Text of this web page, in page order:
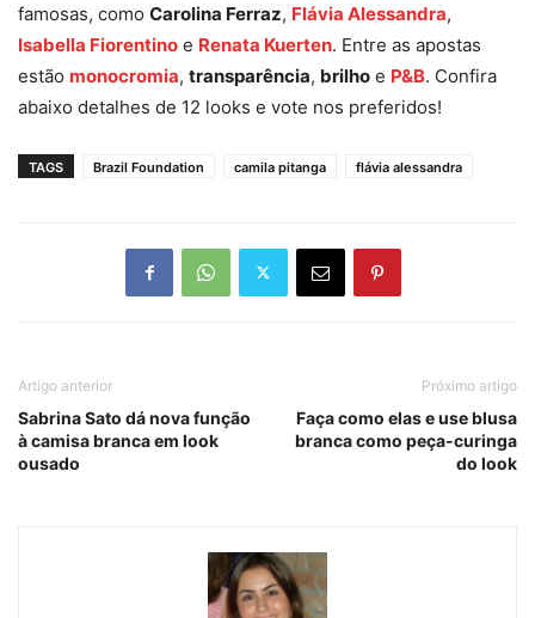
famosas, como Carolina Ferraz, Flávia Alessandra,
Isabella Fiorentino e Renata Kuerten. Entre as apostas
estão monocromia, transparência, brilho e P&B. Confira
abaixo detalhes de 12 looks e vote nos preferidos!
TAGS Brazil Foundation camila pitanga flávia alessandra
Artigo anterior
Sabrina Sato dá nova função
à camisa branca em look
ousado
Próximo artigo
Faça como elas e use blusa
branca como peça-curinga
do look